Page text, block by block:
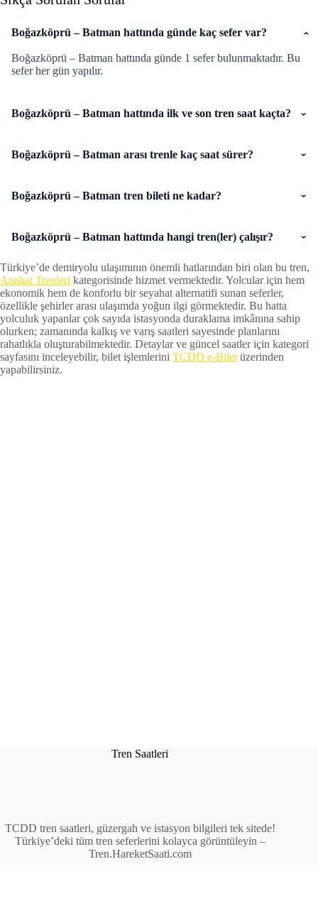
Boğazköprü – Batman hattında günde kaç sefer var?
Boğazköprü – Batman hattında günde 1 sefer bulunmaktadır. Bu
sefer her gün yapılır.
Boğazköprü – Batman hattında ilk ve son tren saat kaçta?
Boğazköprü – Batman arası trenle kaç saat sürer?
Boğazköprü – Batman tren bileti ne kadar?
Boğazköprü – Batman hattında hangi tren(ler) çalışır?
Türkiye’de demiryolu ulaşımının önemli hatlarından biri olan bu tren,
Anahat Trenleri kategorisinde hizmet vermektedir. Yolcular için hem
ekonomik hem de konforlu bir seyahat alternatifi sunan seferler,
özellikle şehirler arası ulaşımda yoğun ilgi görmektedir. Bu hatta
yolculuk yapanlar çok sayıda istasyonda duraklama imkânına sahip
olurken; zamanında kalkış ve varış saatleri sayesinde planlarını
rahatlıkla oluşturabilmektedir. Detaylar ve güncel saatler için kategori
sayfasını inceleyebilir, bilet işlemlerini TCDD e-Biletüzerinden
yapabilirsiniz.
Tren Saatleri
TCDD tren saatleri, güzergah ve istasyon bilgileri tek sitede!
Türkiye’deki tüm tren seferlerini kolayca görüntüleyin –
Tren.HareketSaati.com